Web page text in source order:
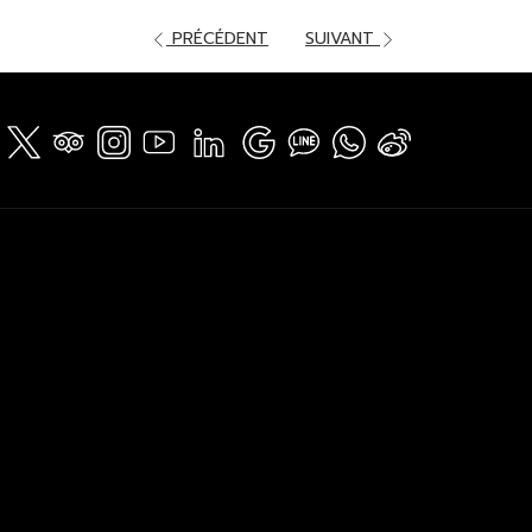
PRÉCÉDENT SUIVANT